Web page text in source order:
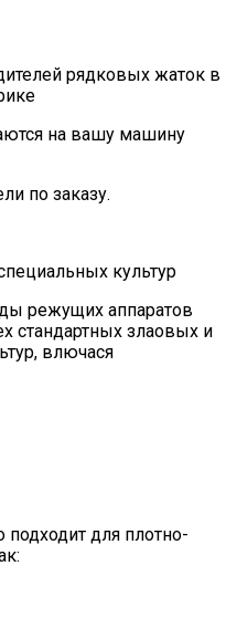
рядковых жаток в
на вашу машину
по заказу.
культур
режущих аппаратов
стандартных злаовых и
влючася
для плотно-